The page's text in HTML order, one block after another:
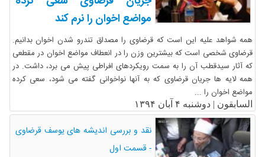
مواضع اخوان را نرم کند
همه شواهد علیه این است که قرضاوی را مصداق تندرو شدن اخوان بدانیم.
قرضاوی شخصی است که بیشترین وزن را در انعطاف مواضع اخوان در مقطعی
که آثار سیدقطب آن را به سمت رویکردهای افراطی پیش می برد، داشت. در
همه لایه ها جریان قرضاوی که به آنها نواخوانی گفته می شود، سعی کرده
مواضع اخوان را ...
السابقون | دوشنبه ۴ آبان ۱۳۹۴
نقد و بررسی اندیشه های یوسف قرضاوی
- قسمت اول